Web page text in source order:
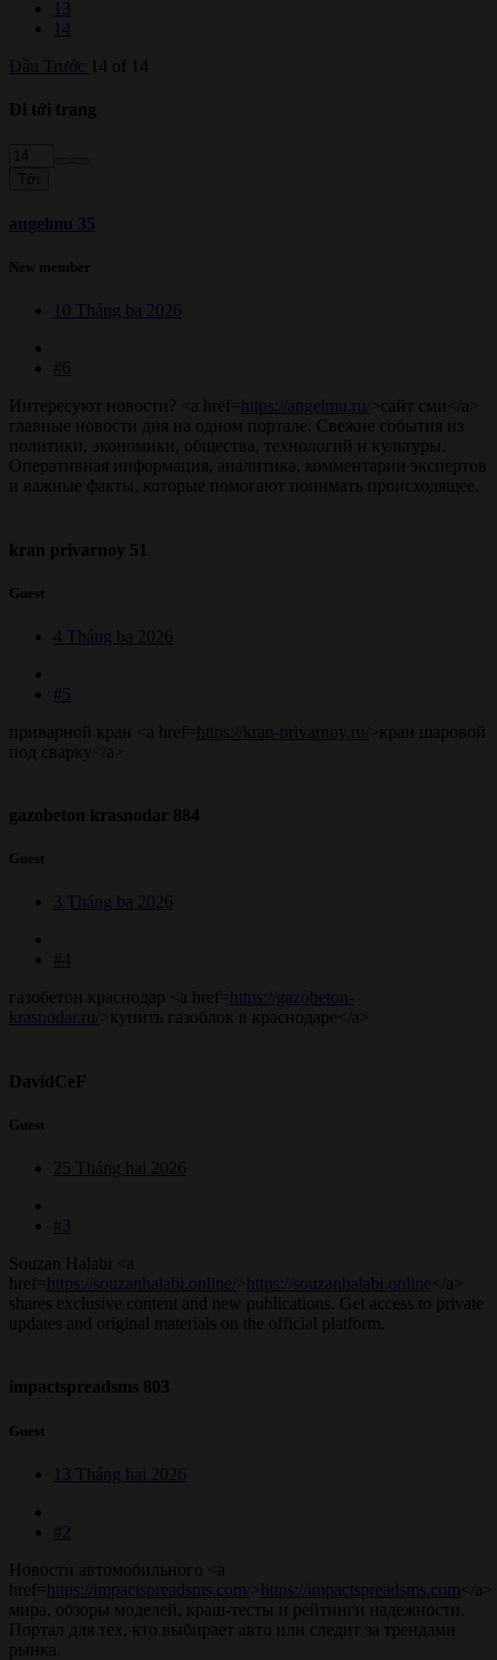
13
14
Đầu
Trước 14 of 14
Đi tới trang
angelmu 35
New member
10 Tháng ba 2026
#6
Интересуют новости? <a href=
https://angelmu.ru/
>сайт сми</a>
главные новости дня на одном портале. Свежие события из
политики, экономики, общества, технологий и культуры.
Оперативная информация, аналитика, комментарии экспертов
и важные факты, которые помогают понимать происходящее.
kran privarnoy 51
Guest
4 Tháng ba 2026
#5
приварной кран <a href=
https://kran-privarnoy.ru/
>кран шаровой
под сварку</a>
gazobeton krasnodar 884
Guest
3 Tháng ba 2026
#4
газобетон краснодар <a href=
https://gazobeton-
krasnodar.ru/
>купить газоблок в краснодаре</a>
DavidCeF
Guest
25 Tháng hai 2026
#3
Souzan Halabi <a
href=
https://souzanhalabi.online/ https://souzanhalabi.online </a>
shares exclusive content and new publications. Get access to private
updates and original materials on the official platform.
impactspreadsms 803
Guest
13 Tháng hai 2026
#2
Новости автомобильного <a
href=
https://impactspreadsms.com/ https://impactspreadsms.com </a>
мира, обзоры моделей, краш-тесты и рейтинги надежности.
Портал для тех, кто выбирает авто или следит за трендами
рынка.